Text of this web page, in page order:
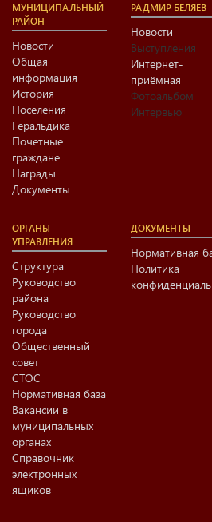
МУНИЦИПАЛЬНЫЙ
РАЙОН
Новости
Общая
информация
История
Поселения
Геральдика
Почетные
граждане
Награды
Документы
РАДМИР БЕЛЯЕВ
Новости
Выступления
Интернет-
приёмная
Фотоальбом
Интервью
ОРГАНЫ
УПРАВЛЕНИЯ
Структура
Руководство
района
Руководство
города
Общественный
совет
СТОС
Нормативная база
Вакансии в
муниципальных
органах
Справочник
электронных
ящиков
ДОКУМЕНТЫ
Нормативная
Политика